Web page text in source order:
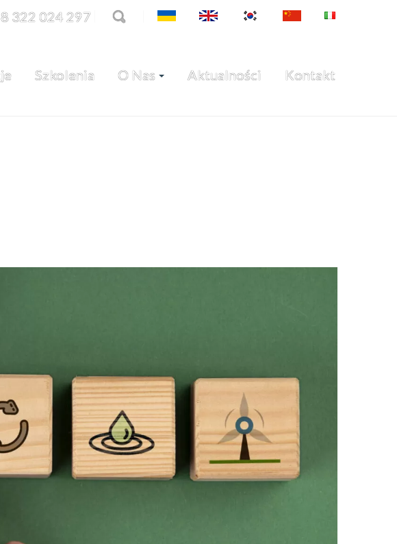
322 024 297
Szkolenia O Nas Aktualności Kontakt